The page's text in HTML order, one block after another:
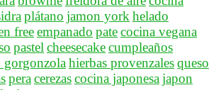
plátano jamon york helado
freeempanado patecocina vegana
pastel cheesecakecumpleaños
gorgonzola hierbas provenzalesqueso
pera cerezascocina japonesa japon